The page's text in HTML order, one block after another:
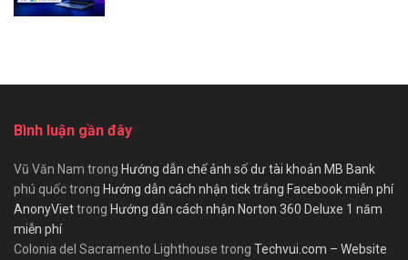
Bình luận gần đây
Vũ Văn Nam trong Hướng dẫn chế ảnh số dư tài khoản MB Bank
phú quốctrong Hướng dẫn cách nhận tick trắng Facebook miễn phí
AnonyViettrong Hướng dẫn cách nhận Norton 360 Deluxe 1 năm
miễn phí
Colonia del Sacramento Lighthouse trong Techvui.com – Website